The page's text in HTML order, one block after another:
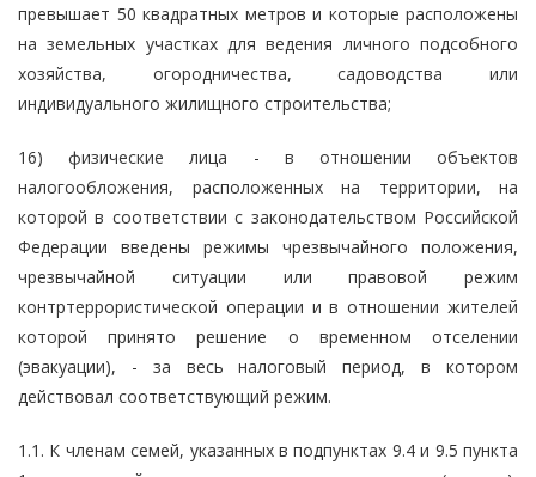
превышает 50 квадратных метров и которые расположены
на земельных участках для ведения личного подсобного
хозяйства, огородничества, садоводства или
индивидуального жилищного строительства;
16) физические лица - в отношении объектов
налогообложения, расположенных на территории, на
которой в соответствии с законодательством Российской
Федерации введены режимы чрезвычайного положения,
чрезвычайной ситуации или правовой режим
контртеррористической операции и в отношении жителей
которой принято решение о временном отселении
(эвакуации), - за весь налоговый период, в котором
действовал соответствующий режим.
1.1. К членам семей, указанных в подпунктах 9.4 и 9.5 пункта